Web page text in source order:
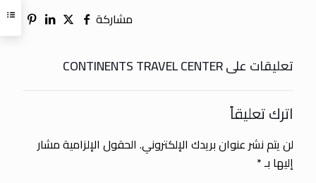
مشاركة
تعليقات على CONTINENTS TRAVEL CENTER
اترك تعليقاً
لن يتم نشر عنوان بريدك الإلكتروني. الحقول الإلزامية مشار
إليها بـ*